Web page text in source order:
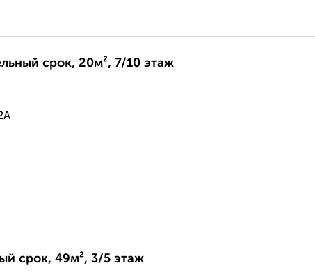
срок, 20м², 7/10 этаж
срок, 49м², 3/5 этаж